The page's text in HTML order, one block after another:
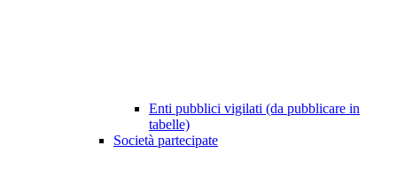
Enti pubblici vigilati (da pubblicare in
tabelle)
Società partecipate